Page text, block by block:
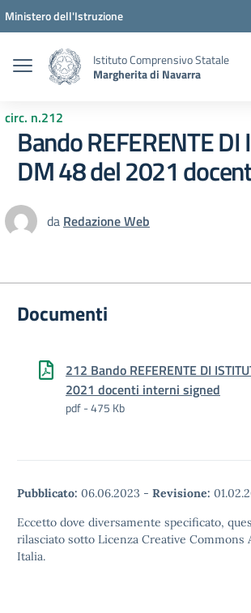
Vai ai contenuti
Vai al menu di navigazione
Vai al footer
Ministero dell'Istruzione
Istituto Comprensivo Statale
Margherita di Navarra
circ. n.212
Bando REFERENTE DI
DM 48 del 2021
da Redazione Web
Documenti
212 Bando REFERENTE DI
2021 docenti interni signed
pdf - 475 Kb
Pubblicato: 06.06.2023 - Revisione:
Eccetto dove diversamente specificato,
rilasciato sotto Licenza Creative Commons
Italia.